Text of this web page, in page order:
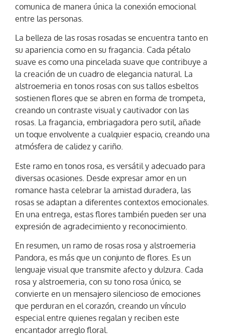
comunica de manera única la conexión emocional
entre las personas.
La belleza de las rosas rosadas se encuentra tanto en
su apariencia como en su fragancia. Cada pétalo
suave es como una pincelada suave que contribuye a
la creación de un cuadro de elegancia natural. La
alstroemeria en tonos rosas con sus tallos esbeltos
sostienen flores que se abren en forma de trompeta,
creando un contraste visual y cautivador con las
rosas. La fragancia, embriagadora pero sutil, añade
un toque envolvente a cualquier espacio, creando una
atmósfera de calidez y cariño.
Este ramo en tonos rosa, es versátil y adecuado para
diversas ocasiones. Desde expresar amor en un
romance hasta celebrar la amistad duradera, las
rosas se adaptan a diferentes contextos emocionales.
En una entrega, estas flores también pueden ser una
expresión de agradecimiento y reconocimiento.
En resumen, un ramo de rosas rosa y alstroemeria
Pandora, es más que un conjunto de flores. Es un
lenguaje visual que transmite afecto y dulzura. Cada
rosa y alstroemeria, con su tono rosa único, se
convierte en un mensajero silencioso de emociones
que perduran en el corazón, creando un vínculo
especial entre quienes regalan y reciben este
encantador arreglo floral.